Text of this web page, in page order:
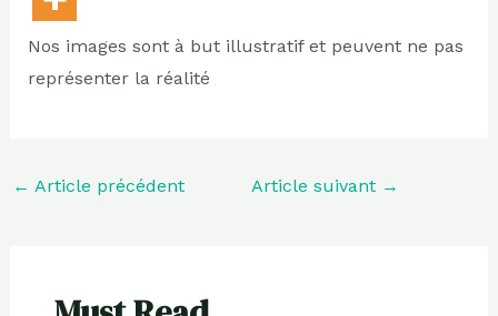
Nos images sont à but illustratif et peuvent ne pas
représenter la réalité
← Article précédent Article suivant →